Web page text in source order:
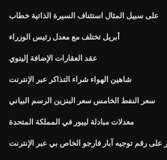
على سبيل المثال استئناف السيرة الذاتية خطاب
أبريل تختلف مع معدل رئيس الوزراء
عقد العقارات الإضافة إلينوي
شاهين الهواء شراء التذاكر عبر الإنترنت
سعر النفط الخامس سعر البنزين الرسم البياني
معدلات مبادلة ليبور في المملكة المتحدة
على رقم توجيه آبار فارجو الخاص بي عبر الإنترنت